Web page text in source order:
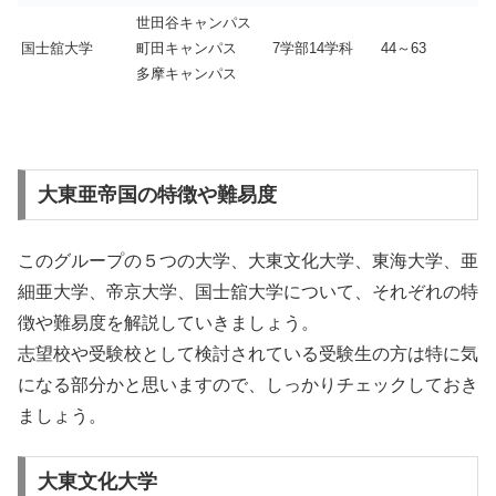
国士舘大学
世田谷キャンパス
町田キャンパス
多摩キャンパス
7学部14学科 44～63
大東亜帝国の特徴や難易度
このグループの５つの大学、大東文化大学、東海大学、亜
細亜大学、帝京大学、国士舘大学について、それぞれの特
徴や難易度を解説していきましょう。
志望校や受験校として検討されている受験生の方は特に気
になる部分かと思いますので、しっかりチェックしておき
ましょう。
大東文化大学